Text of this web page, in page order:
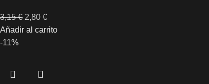
3,15€ 2,80 €
Añadir al carrito
-11%